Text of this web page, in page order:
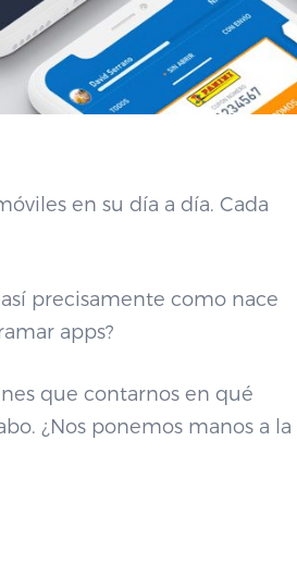
en su día a día. Cada
así precisamente como nace
apps?
que contarnos en qué
¿Nos ponemos manos a la